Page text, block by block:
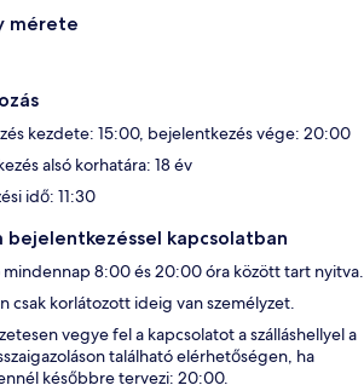
mérete
kezdete: 15:00, bejelentkezés vége: 20:00
alsó korhatára: 18 év
idő: 11:30
bejelentkezéssel kapcsolatban
8:00 és 20:00 óra között tart nyitva.
csak korlátozott ideig van személyzet.
vegye fel a kapcsolatot a szálláshellyel a
található elérhetőségen, ha
későbbre tervezi: 20:00.